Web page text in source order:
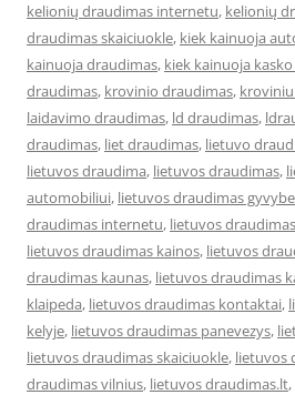
kelionių draudimas internetu, kelionių
draudimas skaiciuokle, kiek kainuoja
kainuoja draudimas, kiek kainuoja
draudimas, krovinio draudimas,
laidavimo draudimas, ld draudimas,
draudimas, liet draudimas, lietuvo
lietuvos draudima, lietuvos draudimas,
automobiliui, lietuvos draudimas
draudimas internetu, lietuvos
lietuvos draudimas kainos, lietuvos
draudimas kaunas, lietuvos draudimas
klaipeda, lietuvos draudimas kontaktai,
kelyje, lietuvos draudimas panevezys,
lietuvos draudimas skaiciuokle, lietuvos
draudimas vilnius, lietuvos draudimas.lt,